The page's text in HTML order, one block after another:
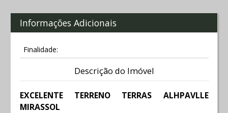
Informações Adicionais
Finalidade:
Descrição do Imóvel
EXCELENTE TERRENO TERRAS ALHPAVLLE
MIRASSOL